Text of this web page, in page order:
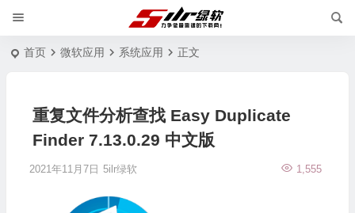
首页 微软应用 系统应用 正文
重复文件分析查找 Easy Duplicate
Finder 7.13.0.29 中文版
2021年11月7日 5ilr绿软 1,555